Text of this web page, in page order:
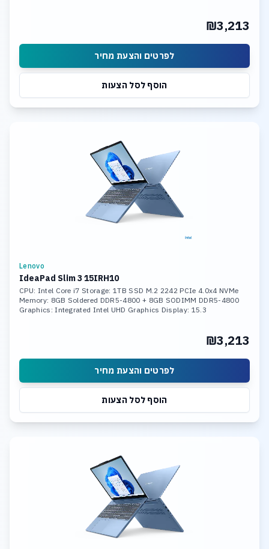
₪3,213
לפרטים והצעת מחיר
הוסף לסל הצעות
Lenovo
IdeaPad Slim 3 15IRH10
CPU: Intel Core i7 Storage: 1TB SSD M.2 2242 PCIe 4.0x4 NVMe
Memory: 8GB Soldered DDR5-4800 + 8GB SODIMM DDR5-4800
Graphics: Integrated Intel UHD Graphics Display: 15.3
₪3,213
לפרטים והצעת מחיר
הוסף לסל הצעות